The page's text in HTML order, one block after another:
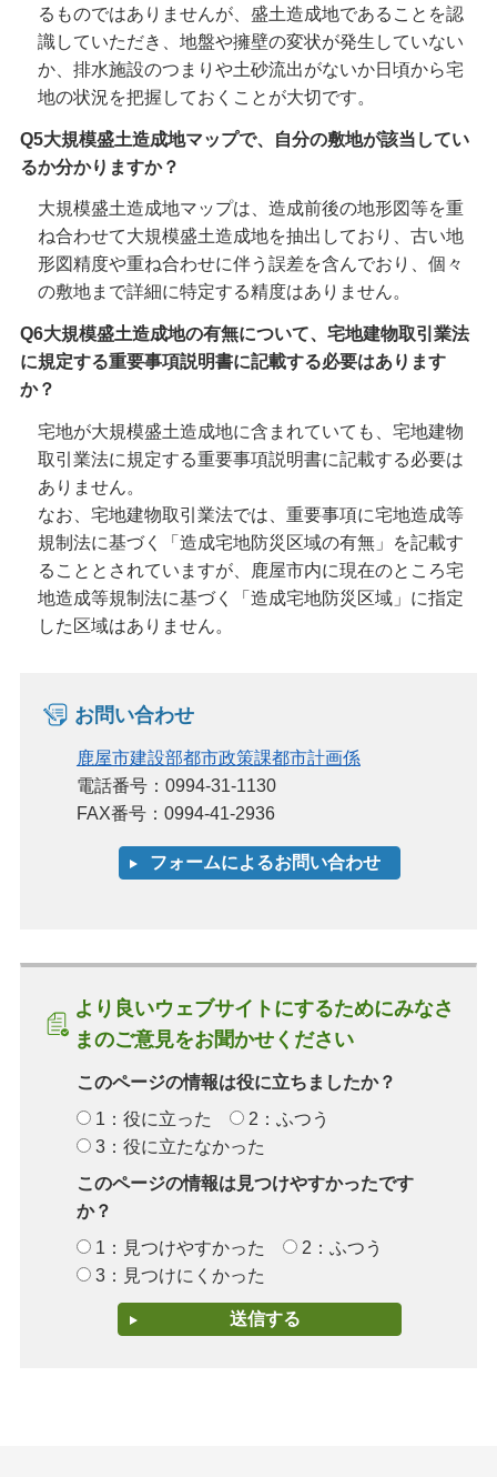
るものではありませんが、盛土造成地であることを認
識していただき、地盤や擁壁の変状が発生していない
か、排水施設のつまりや土砂流出がないか日頃から宅
地の状況を把握しておくことが大切です。
Q5大規模盛土造成地マップで、自分の敷地が該当してい
るか分かりますか？
大規模盛土造成地マップは、造成前後の地形図等を重
ね合わせて大規模盛土造成地を抽出しており、古い地
形図精度や重ね合わせに伴う誤差を含んでおり、個々
の敷地まで詳細に特定する精度はありません。
Q6大規模盛土造成地の有無について、宅地建物取引業法
に規定する重要事項説明書に記載する必要はあります
か？
宅地が大規模盛土造成地に含まれていても、宅地建物
取引業法に規定する重要事項説明書に記載する必要は
ありません。
なお、宅地建物取引業法では、重要事項に宅地造成等
規制法に基づく「造成宅地防災区域の有無」を記載す
ることとされていますが、鹿屋市内に現在のところ宅
地造成等規制法に基づく「造成宅地防災区域」に指定
した区域はありません。
お問い合わせ
鹿屋市建設部都市政策課都市計画係
電話番号：0994-31-1130
FAX番号：0994-41-2936
より良いウェブサイトにするためにみなさ
まのご意見をお聞かせください
このページの情報は役に立ちましたか？
1：役に立った
2：ふつう
3：役に立たなかった
このページの情報は見つけやすかったです
か？
1：見つけやすかった
2：ふつう
3：見つけにくかった